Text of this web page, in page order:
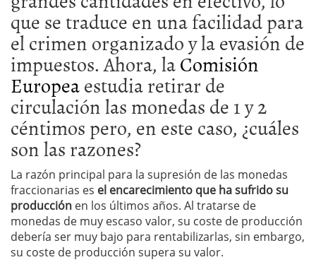
que se traduce en una facilidad para
el crimen organizado y la evasión de
impuestos. Ahora, laComisión
Europeaestudia retirar de
circulación las monedas de 1 y 2
céntimos pero, en este caso, ¿cuáles
son las razones?
La razón principal para la supresión de las monedas
fraccionarias es el encarecimiento que ha sufrido su
producción en los últimos años. Al tratarse de
monedas de muy escaso valor, su coste de producción
debería ser muy bajo para rentabilizarlas, sin embargo,
su coste de producción supera su valor.